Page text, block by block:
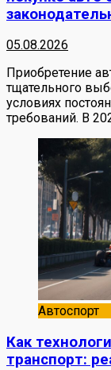
05.08.2026
Приобретение
тщательного
условиях
требований. В
Автоспорт
Как
транспорт: